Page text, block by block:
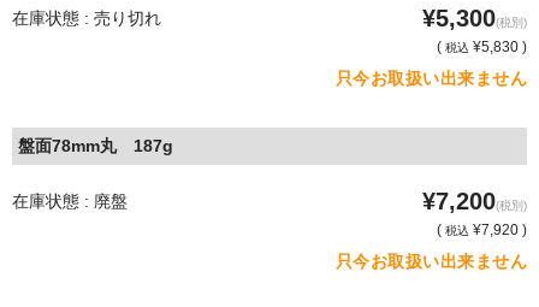
在庫状態 : 売り切れ ¥5,300(税別)
( 税込 ¥5,830 )
只今お取扱い出来ません
盤面78mm丸 187g
在庫状態 : 廃盤 ¥7,200(税別)
( 税込 ¥7,920 )
只今お取扱い出来ません